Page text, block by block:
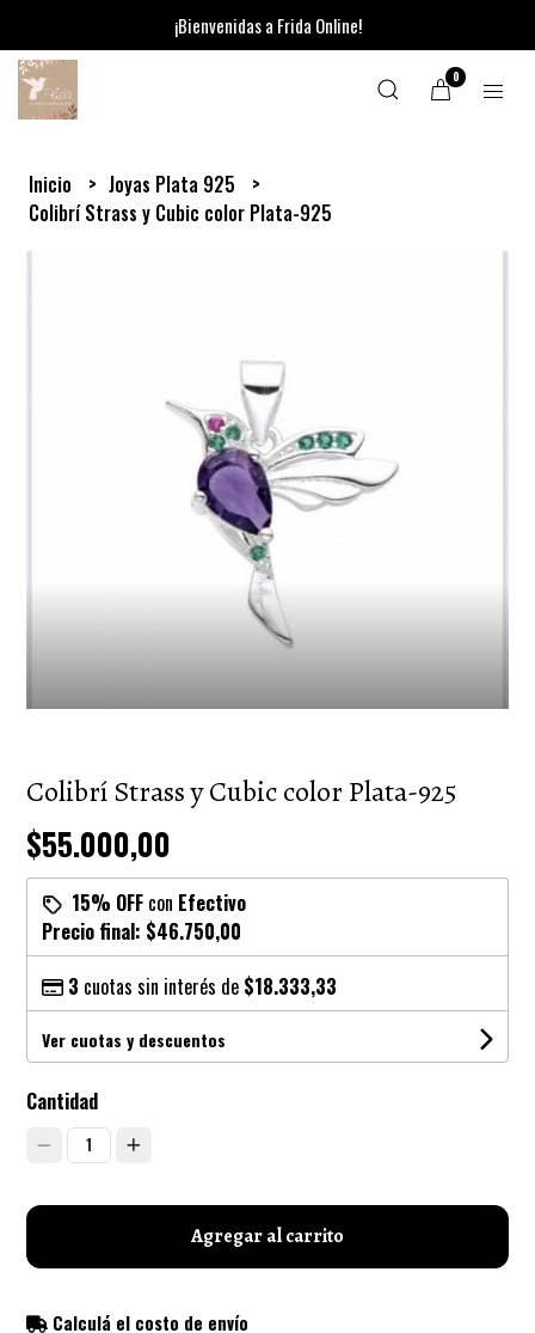
¡Bienvenidas a Frida Online!
0
Inicio
Joyas Plata 925
Colibrí Strass y Cubic color Plata-925
Colibrí Strass y Cubic color Plata-925
$55.000,00
15% OFF con Efectivo
Precio final: $46.750,00
3 cuotas sin interés de $18.333,33
Ver cuotas y descuentos
Cantidad
1
Agregar al carrito
Calculá el costo de envío